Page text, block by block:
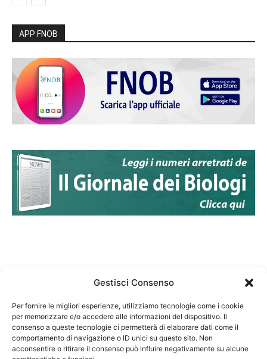
Gestisci Consenso
Per fornire le migliori esperienze, utilizziamo tecnologie come i cookie
per memorizzare e/o accedere alle informazioni del dispositivo. Il
consenso a queste tecnologie ci permetterà di elaborare dati come il
comportamento di navigazione o ID unici su questo sito. Non
acconsentire o ritirare il consenso può influire negativamente su alcune
APP FNOB
Federazione Nazionale Degli Ordini dei Biologi:
codice fiscale 80069130583
Responsabile sito internet www.fnob.it: